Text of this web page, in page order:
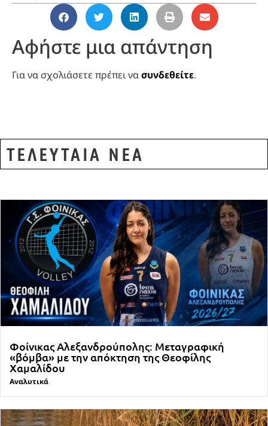
Αφήστε μια απάντηση
Για να σχολιάσετε πρέπει νασυνδεθείτε.
ΤΕΛΕΥΤΑΙΑ ΝΕΑ
Φοίνικας Αλεξανδρούπολης: Μεταγραφική
«βόμβα» με την απόκτηση της Θεοφίλης
Χαμαλίδου
Αναλυτικά